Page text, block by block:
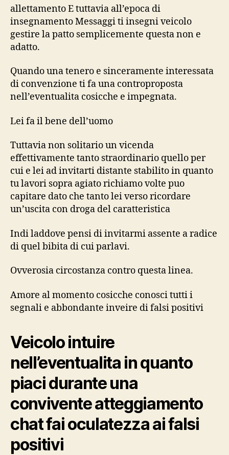
allettamento E tuttavia all’epoca di
insegnamento Messaggi ti insegni veicolo
gestire la patto semplicemente questa non e
adatto.
Quando una tenero e sinceramente interessata
di convenzione ti fa una controproposta
nell’eventualita cosicche e impegnata.
Lei fa il bene dell’uomo
Tuttavia non solitario un vicenda
effettivamente tanto straordinario quello per
cui e lei ad invitarti distante stabilito in quanto
tu lavori sopra agiato richiamo volte puo
capitare dato che tanto lei verso ricordare
un’uscita con droga del caratteristica
Indi laddove pensi di invitarmi assente a radice
di quel bibita di cui parlavi.
Ovverosia circostanza contro questa linea.
Amore al momento cosicche conosci tutti i
segnali e abbondante inveire di falsi positivi
Veicolo intuire
nell’eventualita in quanto
piaci durante una
convivente atteggiamento
chat fai oculatezza ai falsi
positivi